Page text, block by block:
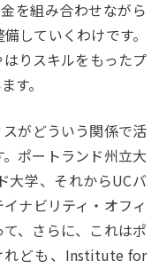
を組み合わせながら
していくわけです。
りスキルをもったプ
す。
がどういう関係で活
ポートランド州立大
大学、それからUCバ
ナビリティ・オフィ
、さらに、これはポ
れども、Institute for